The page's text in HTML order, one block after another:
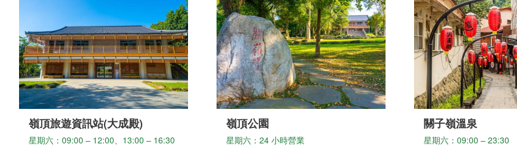
嶺頂旅遊資訊站(大成殿)
星期六：09:00 – 12:00、13:00 – 16:30
嶺頂公園
星期六：24 小時營業
關子嶺溫泉
星期六：09:00 – 23:30